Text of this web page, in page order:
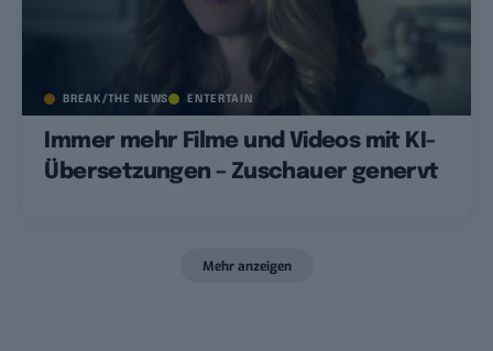
BREAK/THE NEWS ENTERTAIN
Immer mehr Filme und Videos mit KI-
Übersetzungen – Zuschauer genervt
Mehr anzeigen